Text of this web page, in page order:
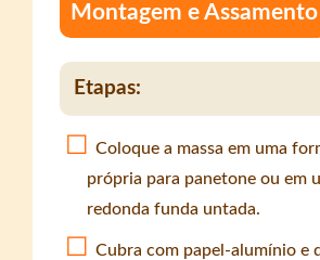
Montagem e Assamento
Etapas:
Coloque a massa em uma
própria para panetone ou em
redonda funda untada.
Cubra com papel-alumínio e